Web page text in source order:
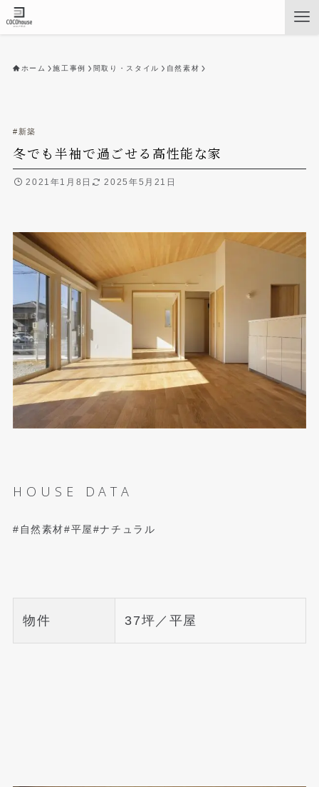
ホーム 施工事例 間取り・スタイル 自然素材
#新築
冬でも半袖で過ごせる高性能な家
2021年1月8日 2025年5月21日
HOUSE DATA
#自然素材#平屋#ナチュラル
物件 37坪／平屋